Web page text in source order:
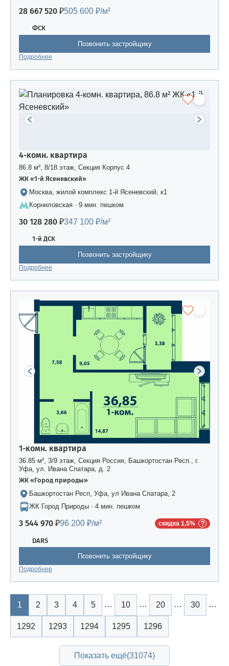
28 667 520 ₽505 600 ₽/м²
ФСК
Позвонить застройщику
Подробнее
4-комн. квартира
86.8 м², 8/18 этаж, Секция Корпус 4
ЖК «1-й Ясеневский»
Москва, жилой комплекс 1-й Ясеневский, к1
Корниловская · 9 мин. пешком
30 128 280 ₽347 100 ₽/м²
1-й ДСК
Позвонить застройщику
Подробнее
1-комн. квартира
36.85 м², 3/9 этаж, Секция Россия, Башкортостан Респ., г.
Уфа, ул. Ивана Спатара, д. 2
ЖК «Город природы»
Башкортостан Респ, Уфа, ул Ивана Спатара, 2
ЖК Город Природы · 4 мин. пешком
3 544 970 ₽96 200 ₽/м² скидка 1,5%
DARS
Позвонить застройщику
Подробнее
1 2 3 4 5 … 10 … 20 … 30 …
1292 1293 1294 1295 1296
Показать ещё(31074)